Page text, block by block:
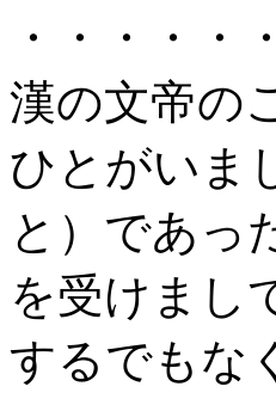
・・・・・
漢の文帝の
ひとがいま
と）であっ
を受けまし
するでもな